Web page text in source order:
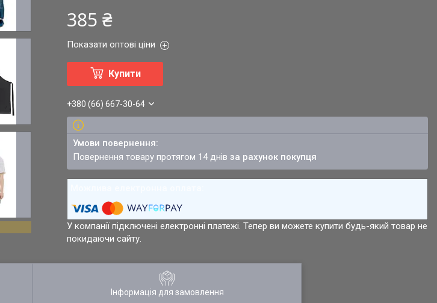
385 ₴
Показати оптові ціни
Купити
+380 (66) 667-30-64
повернення товару протягом 14 днівза рахунок покупця
У компанії підключені електронні платежі. Тепер ви можете купити будь-який товар не
покидаючи сайту.
Інформація для замовлення